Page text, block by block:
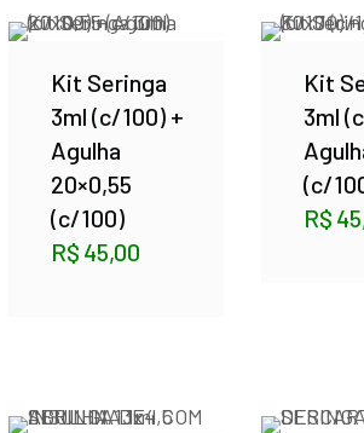
Kit Seringa
3ml (c/100) +
Agulha
20×0,55
(c/100)
R$ 45,00
Kit
3ml
(c/
R$